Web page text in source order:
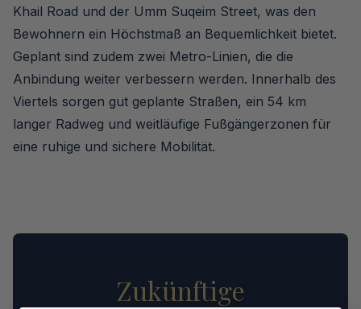
Khail Road und der Umm Suqeim Street, was den
Bewohnern ein Höchstmaß an Bequemlichkeit bietet.
Geplant sind zudem zwei Metro-Linien, die die
Anbindung weiter verbessern werden. Innerhalb des
Viertels sorgen gut geplante Straßen, ein 54 km
langer Radweg und weitläufige Fußgängerzonen für
eine ruhige und sichere Mobilität.
Zukünftige